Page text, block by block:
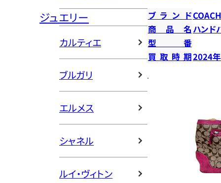
ジュエリー
カルティエ
ブルガリ
エルメス
シャネル
ルイ・ヴィトン
ブランドCOACH
商品名 ハンド
型番
買取時期2024